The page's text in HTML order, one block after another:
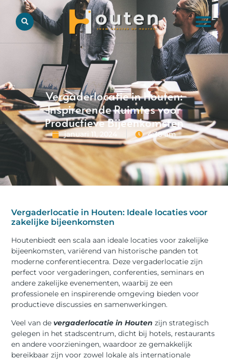
Vergaderlocatie in Houten:
Inspirerende Ruimtes voor
Productieve Bijeenkomsten
januari 11, 2024 4:38 am
Vergaderlocatie in Houten: Ideale locaties voor
zakelijke bijeenkomsten
Houtenbiedt een scala aan ideale locaties voor zakelijke
bijeenkomsten, variërend van historische panden tot
moderne conferentiecentra. Deze vergaderlocatie zijn
perfect voor vergaderingen, conferenties, seminars en
andere zakelijke evenementen, waarbij ze een
professionele en inspirerende omgeving bieden voor
productieve discussies en samenwerkingen.
Veel van devergaderlocatie in Houten zijn strategisch
gelegen in het stadscentrum, dicht bij hotels, restaurants
en andere voorzieningen, waardoor ze gemakkelijk
bereikbaar zijn voor zowel lokale als internationale